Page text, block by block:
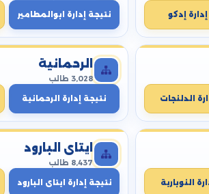
إدكو نتيجة إدارة ابوالمطامير
الدلنجات
الرحمانية
3,028 طالب
نتيجة إدارة الرحمانية
النوبارية
ايتاى البارود
8,437 طالب
نتيجة إدارة ايتاى البارود